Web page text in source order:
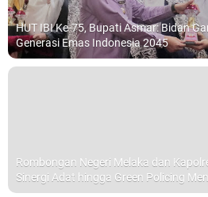
HUT IBI Ke-75, Bupati Asmar: Bidan
Generasi Emas Indonesia 2045
Rombongan Negeri Melaka dan
Sinergi Adat hingga Green Policing